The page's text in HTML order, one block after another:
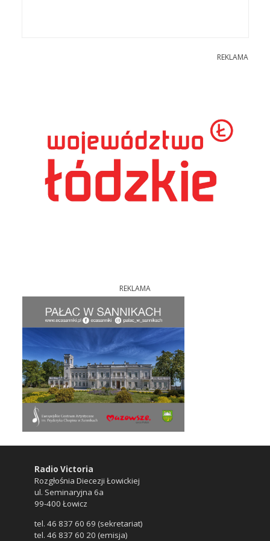
REKLAMA
REKLAMA
Radio Victoria
Rozgłośnia Diecezji Łowickiej
ul. Seminaryjna 6a
99-400 Łowicz
tel. 46 837 60 69 (sekretariat)
tel. 46 837 60 20 (emisja)